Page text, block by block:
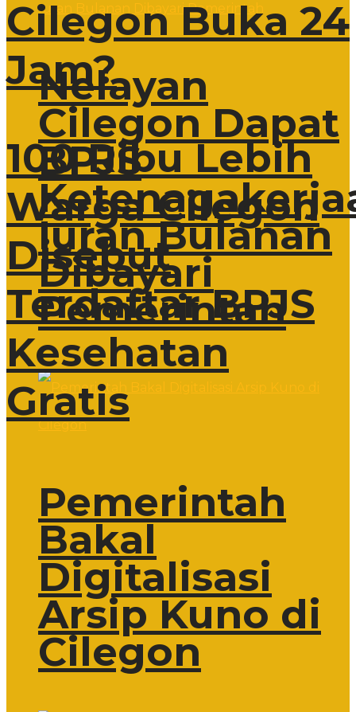
Nelayan
Cilegon Dapat
BPJS
Iuran Bulanan
Dibayari
Pemerintah
Pemerintah
Bakal
Digitalisasi
Arsip Kuno di
Cilegon
Cilegon Buka 24
Jam?
100 Ribu Lebih
Warga Cilegon
Disebut
Terdaftar BPJS
Kesehatan
Gratis